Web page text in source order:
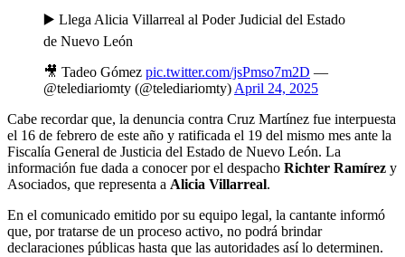
▶️ Llega Alicia Villarreal al Poder Judicial del Estado
de Nuevo León
🎥 Tadeo Gómez pic.twitter.com/jsPmso7m2D —
@telediariomty (@telediariomty) April 24, 2025
Cabe recordar que, la denuncia contra Cruz Martínez fue interpuesta
el 16 de febrero de este año y ratificada el 19 del mismo mes ante la
Fiscalía General de Justicia del Estado de Nuevo León. La
información fue dada a conocer por el despacho Richter Ramírez y
Asociados, que representa a Alicia Villarreal.
En el comunicado emitido por su equipo legal, la cantante informó
que, por tratarse de un proceso activo, no podrá brindar
declaraciones públicas hasta que las autoridades así lo determinen.